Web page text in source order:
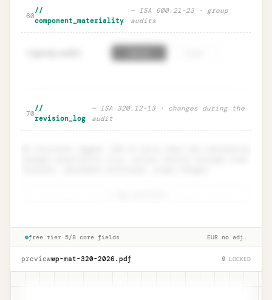
🔒Sensitivity table · defensive range
60
//
component_materiality
— ISA 600.21–23 · group
audits
🔒Component materiality · ISA 600
group audits
Unlock
→
70
//
revision_log
— ISA 320.12–13 · changes during the
audit
documentation
→
free tier·5/8 core fields EUR· no adj.
previewwp-mat-320-2026 .pdf 🔒 LOCKED